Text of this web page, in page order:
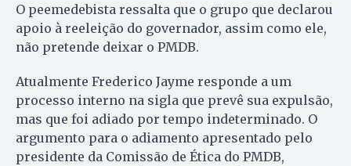
O peemedebista ressalta que o grupo que declarou
apoio à reeleição do governador, assim como ele,
não pretende deixar o PMDB.
Atualmente Frederico Jayme responde a um
processo interno na sigla que prevê sua expulsão,
mas que foi adiado por tempo indeterminado. O
argumento para o adiamento apresentado pelo
presidente da Comissão de Ética do PMDB,